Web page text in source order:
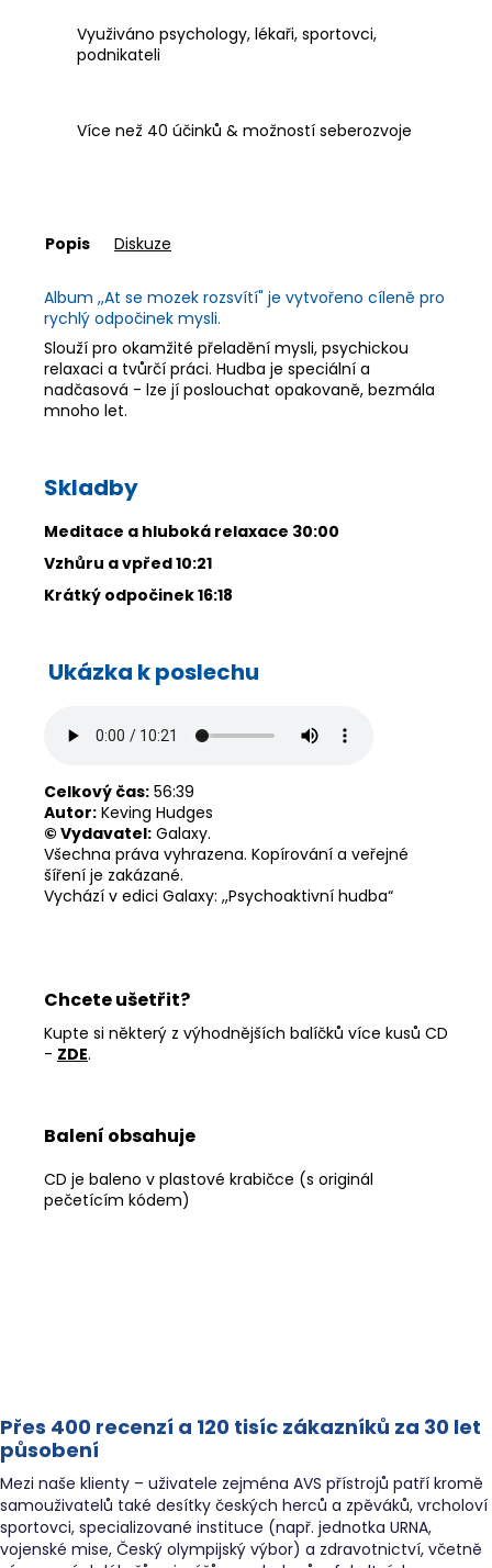
Využiváno psychology, lékaři, sportovci,
podnikateli
Více než 40 účinků & možností seberozvoje
Popis Diskuze
Album ,,At se mozek rozsvítí" je vytvořeno cíleně pro
rychlý odpočinek mysli.
Slouží pro okamžité přeladění mysli, psychickou
relaxaci a tvůrčí práci. Hudba je speciální a
nadčasová - lze jí poslouchat opakovaně, bezmála
mnoho let.
Skladby
Meditace a hluboká relaxace 30:00
Vzhůru a vpřed 10:21
Krátký odpočinek 16:18
Ukázka k poslechu
Celkový čas: 56:39
Autor: Keving Hudges
© Vydavatel: Galaxy.
Všechna práva vyhrazena. Kopírování a veřejné
šíření je zakázané.
Vychází v edici Galaxy: ,,Psychoaktivní hudba“
Chcete ušetřit?
Kupte si některý z výhodnějších balíčků více kusů CD
- ZDE.
Balení obsahuje
CD je baleno v plastové krabičce (s originál
pečetícím kódem)
Přes 400 recenzí a 120 tisíc zákazníků za 30 let
působení
Mezi naše klienty – uživatele zejména AVS přístrojů patří kromě
samouživatelů také desítky českých herců a zpěváků, vrcholoví
sportovci, specializované instituce (např. jednotka URNA,
vojenské mise, Český olympijský výbor) a zdravotnictví, včetně